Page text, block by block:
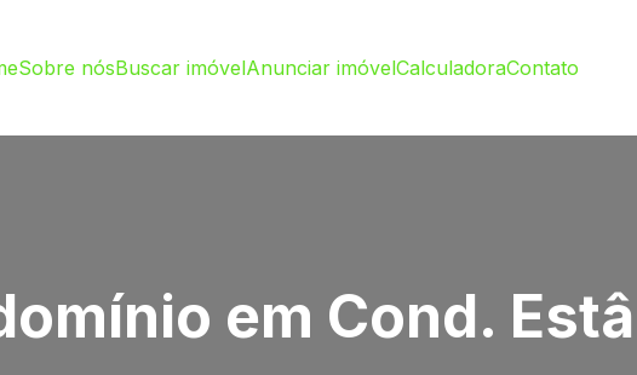
Sobre nósBuscar imóvelAnunciar imóvelCalculadoraContato
em Cond.